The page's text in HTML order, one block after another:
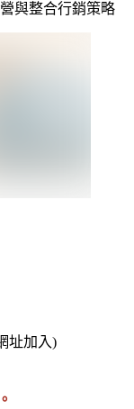
與整合行銷策略
址加入)